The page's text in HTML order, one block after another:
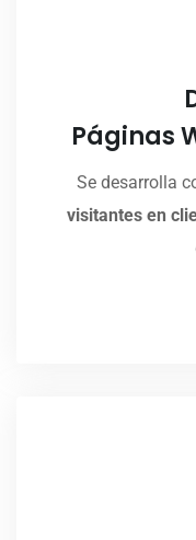
Páginas
Se desarrolla
visitantes en